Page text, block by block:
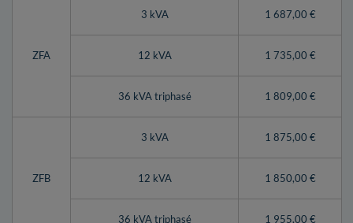
ZFA
3 kVA 1 687,00 €
12 kVA 1 735,00 €
36 kVA triphasé 1 809,00 €
ZFB
3 kVA 1 875,00 €
12 kVA 1 850,00 €
36 kVA triphasé 1 955,00 €